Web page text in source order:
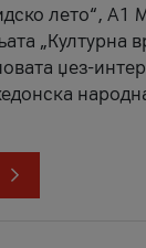
лето“, А1
„Културна
џез-